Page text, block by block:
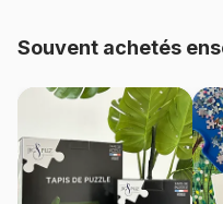
Référence
Nombre de pièces
Dimensions
Souvent achetés